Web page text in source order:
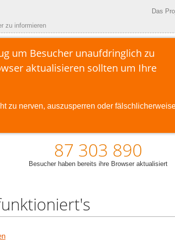
zu informieren
Das
um Besucher unaufdringlich zu
aktualisieren sollten um Ihre
zu nerven, auszusperren oder
87 303 890
Besucher haben bereits ihre Browser aktualisiert